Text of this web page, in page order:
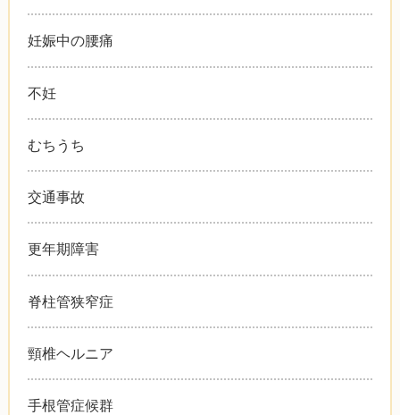
妊娠中の腰痛
不妊
むちうち
交通事故
更年期障害
脊柱管狭窄症
頸椎ヘルニア
手根管症候群